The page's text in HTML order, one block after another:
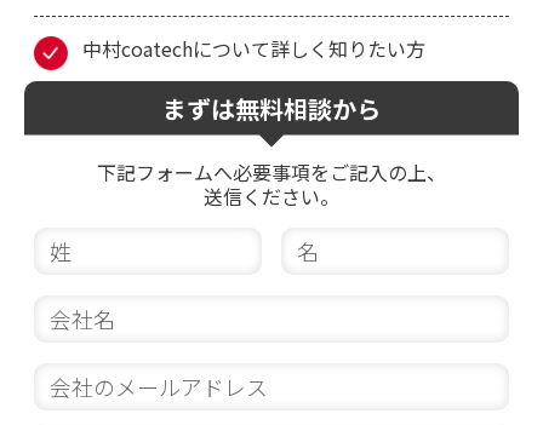
中村coatechについて詳しく知りたい方
まずは無料相談から
下記フォームへ必要事項をご記入の上、
送信ください。